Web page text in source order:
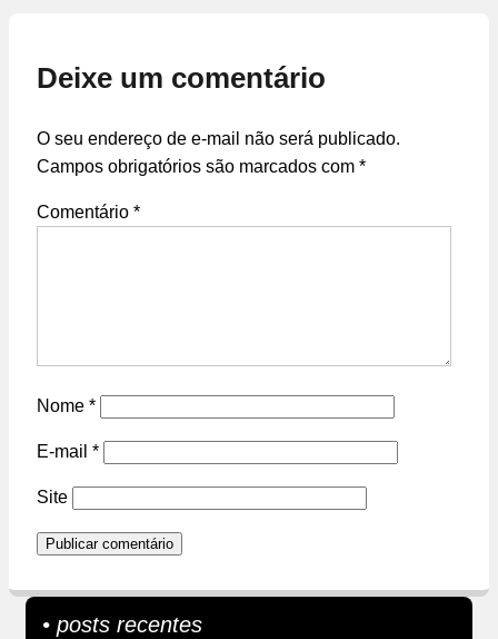
Deixe um comentário
O seu endereço de e-mail não será publicado.
Campos obrigatórios são marcados com *
Comentário *
Nome *
E-mail *
Site
• posts recentes